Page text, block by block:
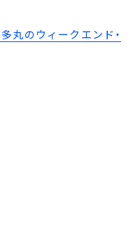
丸のウィークエンド・